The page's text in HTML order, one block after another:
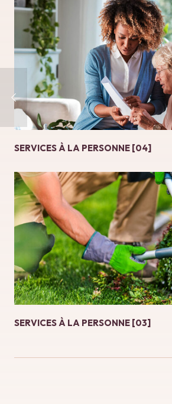
SERVICES À LA PERSONNE [04]
SERVICES À LA PERSONNE [03]